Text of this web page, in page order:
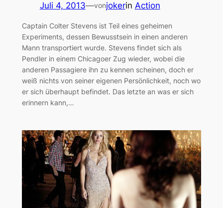
Juli 4, 2013—vonjokerin Action
Captain Colter Stevens ist Teil eines geheimen
Experiments, dessen Bewusstsein in einen anderen
Mann transportiert wurde. Stevens findet sich als
Pendler in einem Chicagoer Zug wieder, wobei die
anderen Passagiere ihn zu kennen scheinen, doch er
weiß nichts von seiner eigenen Persönlichkeit, noch wo
er sich überhaupt befindet. Das letzte an was er sich
erinnern kann,…